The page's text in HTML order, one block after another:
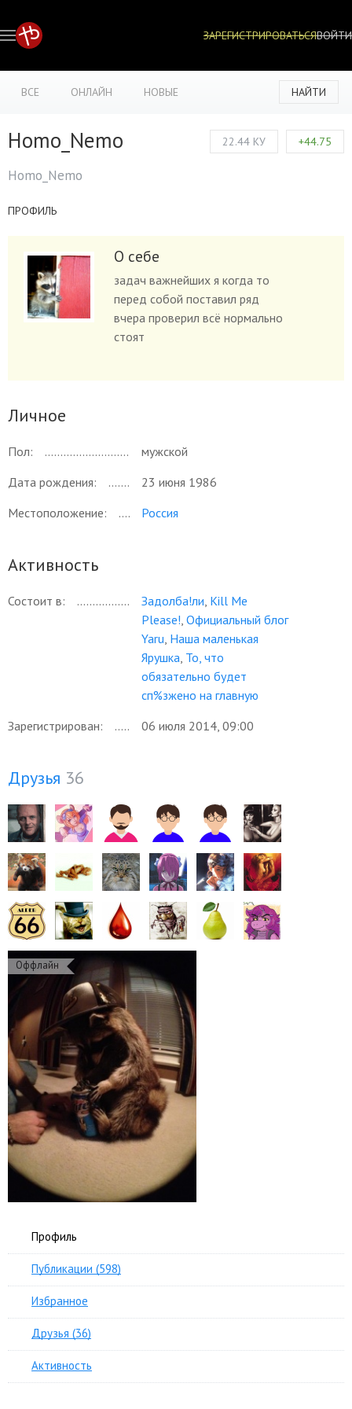
ЗАРЕГИСТРИРОВАТЬСЯВОЙТИ
ВСЕ ОНЛАЙН НОВЫЕ НАЙТИ
22.44 КУ +44.75
Homo_Nemo
Homo_Nemo
ПРОФИЛЬ
О себе
задач важнейших я когда то
перед собой поставил ряд
вчера проверил всё нормально
стоят
Личное
Пол:
мужской
Дата рождения:
23 июня 1986
Местоположение:
Россия
Активность
Состоит в: Задолба!ли, Kill Me
Please!, Официальный блог
Yaru, Наша маленькая
Ярушка, То, что
обязательно будет
сп%зжено на главную
Зарегистрирован:
06 июля 2014, 09:00
Друзья 36
Оффлайн
Профиль
Публикации (598)
Избранное
Друзья (36)
Активность